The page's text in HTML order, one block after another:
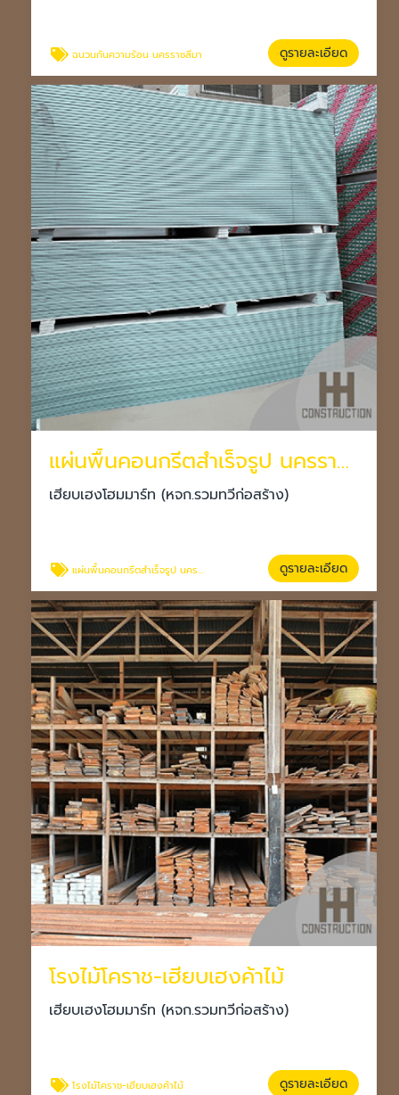
ฉนวนกันความร้อน นครราชสีมา ดูรายละเอียด
แผ่นพื้นคอนกรีตสำเร็จรูป นครราชสีมา
เฮียบเฮงโฮมมาร์ท (หจก.รวมทวีก่อสร้าง)
แผ่นพื้นคอนกรีตสำเร็จรูป นครราชสีมา ดูรายละเอียด
โรงไม้โคราช-เฮียบเฮงค้าไม้
เฮียบเฮงโฮมมาร์ท (หจก.รวมทวีก่อสร้าง)
โรงไม้โคราช-เฮียบเฮงค้าไม้ ดูรายละเอียด